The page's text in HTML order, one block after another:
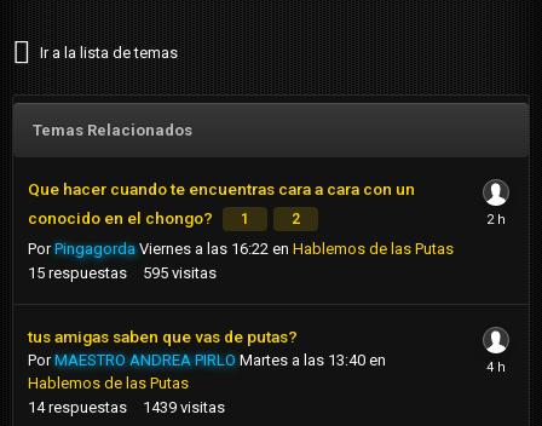
Ir a la lista de temas
Temas Relacionados
Que hacer cuando te encuentras cara a cara con un
conocido en el chongo?
1 2
PorPingagorda Viernes a las 16:22 en Hablemos de las Putas
15 respuestas 595 visitas
tus amigas saben que vas de putas?
PorMAESTRO ANDREA PIRLO Martes a las 13:40 en
Hablemos de las Putas
14 respuestas 1439 visitas